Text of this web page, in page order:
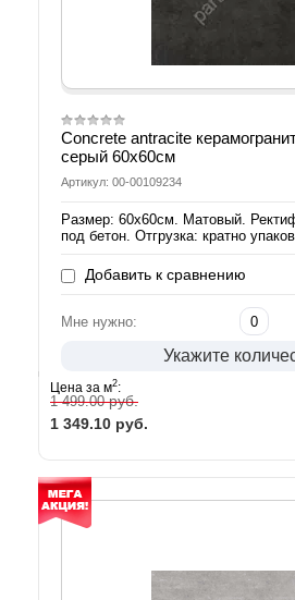
Concrete antracite
серый 60х60см
Артикул: 00-00109234
Размер: 60х60см. Матовый.
под бетон. Отгрузка: кратно
Добавить к сравнению
Мне нужно:
Укажите
Цена за м2:
1 499.00руб.
1 349.10 руб.